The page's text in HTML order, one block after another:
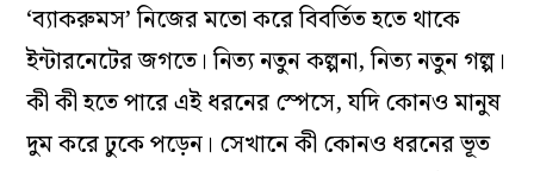
‘ব্যাকরুমস’ নিজের মতো করে বিবর্তিত হতে থাকে
ইন্টারনেটের জগতে। নিত্য নতুন কল্পনা, নিত্য নতুন গল্প।
কী কী হতে পারে এই ধরনের স্পেসে, যদি কোনও মানুষ
দুম করে ঢুকে পড়েন। সেখানে কী কোনও ধরনের ভূত